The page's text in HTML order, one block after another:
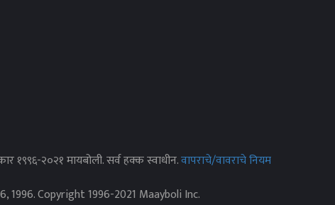
१९९६-२०२१ मायबोली. सर्व हक्क स्वाधीन.वापराचे/वावराचे नियम
1996. Copyright 1996-2021 Maayboli Inc.